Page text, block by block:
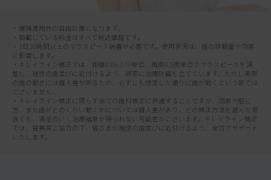
・保険適用外の自由診療となります。
・掲載している料金はすべて税込価格です。
・1日20時間以上のマウスピース装着が必要です。使用状況は、歯の移動量や効果
に影響します。
・キレイライン矯正では、距離0.05ミリ単位、角度0.5度単位でマウスピースを調
整し、理想の歯並びに近付けるよう、綿密に治療計画を立てています。ただし実際
の歯の動きには個人差があるため、必ずしも想定した通りに歯が動くという訳では
ございません。
・キレイライン矯正に限らず全ての歯科矯正に共通することですが、効果や感じ
方、また歯がどのくらい動くかについては個人差があり、どの矯正方法を選んだ場
合でも、満足のいく治療結果が得られない可能性がございます。キレイライン矯正
では、提携院ご協力の下、皆さまが理想の歯並びに近付けるよう、全力でサポート
いたします。